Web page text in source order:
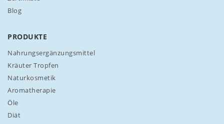
e
e
w
s
e
t
t
e
Blog
PRODUKTE
Nahrungsergänzungsmittel
Kräuter Tropfen
Naturkosmetik
Aromatherapie
Öle
Diät